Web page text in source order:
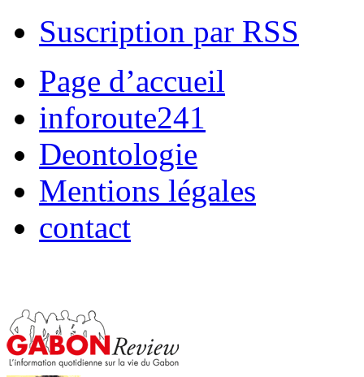
Suscription par RSS
Page d’accueil
inforoute241
Deontologie
Mentions légales
contact